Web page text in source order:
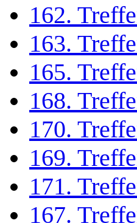
162.
163.
165.
168.
170.
169.
171.
167.